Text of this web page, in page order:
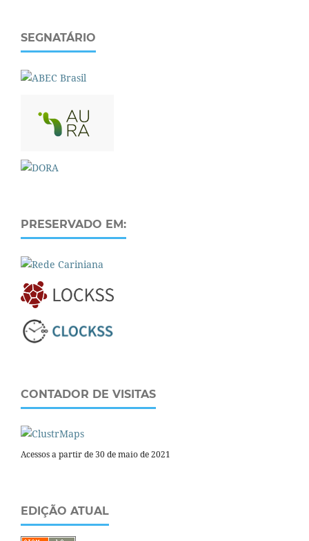
SEGNATÁRIO
PRESERVADO EM:
CONTADOR DE VISITAS
Acessos a partir de 30 de maio de 2021
EDIÇÃO ATUAL